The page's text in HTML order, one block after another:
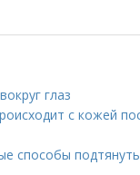
глаз
с кожей
способы